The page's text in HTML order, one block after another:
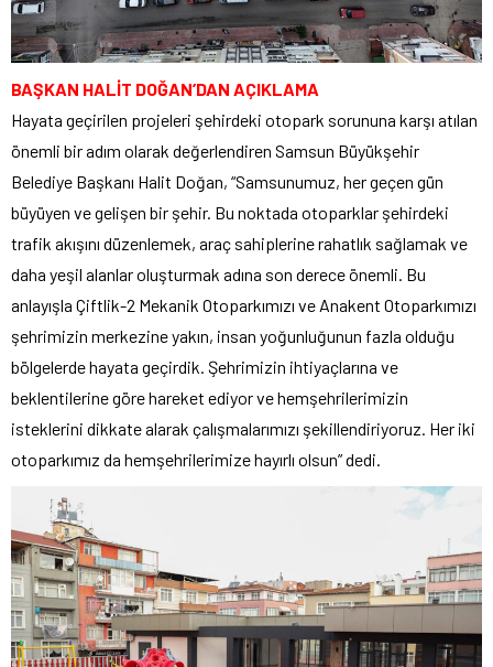
BAŞKAN HALİT DOĞAN’DAN AÇIKLAMA
Hayata geçirilen projeleri şehirdeki otopark sorununa karşı atılan
önemli bir adım olarak değerlendiren Samsun Büyükşehir
Belediye Başkanı Halit Doğan, “Samsunumuz, her geçen gün
büyüyen ve gelişen bir şehir. Bu noktada otoparklar şehirdeki
trafik akışını düzenlemek, araç sahiplerine rahatlık sağlamak ve
daha yeşil alanlar oluşturmak adına son derece önemli. Bu
anlayışla Çiftlik-2 Mekanik Otoparkımızı ve Anakent Otoparkımızı
şehrimizin merkezine yakın, insan yoğunluğunun fazla olduğu
bölgelerde hayata geçirdik. Şehrimizin ihtiyaçlarına ve
beklentilerine göre hareket ediyor ve hemşehrilerimizin
isteklerini dikkate alarak çalışmalarımızı şekillendiriyoruz. Her iki
otoparkımız da hemşehrilerimize hayırlı olsun” dedi.